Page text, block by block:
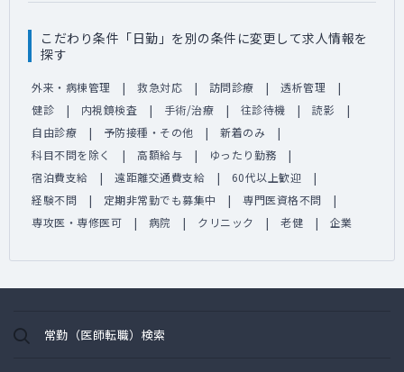
こだわり条件「日勤」を別の条件に変更して求人情報を
探す
外来・病棟管理 救急対応 訪問診療
透析管理
健診
内視鏡検査 手術/治療 往診待機
読影
自由診療
予防接種・その他
新着のみ
科目不問を除く
高額給与
ゆったり勤務
宿泊費支給
遠距離交通費支給
60代以上歓迎
経験不問
定期非常勤でも募集中
専門医資格不問
専攻医・専修医可
病院 クリニック 老健 企業
常勤（医師転職）検索